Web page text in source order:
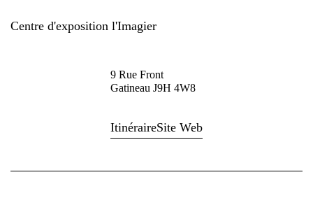
Centre d'exposition l'Imagier
9 Rue Front
Gatineau J9H 4W8
ItinéraireSite Web